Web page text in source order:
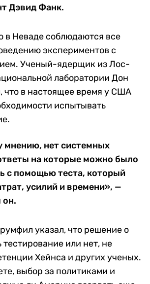
Дэвид Фанк.
в Неваде соблюдаются все
экспериментов с
Ученый-ядерщик из Лос-
лаборатории Дон
что в настоящее время у США
испытывать
мнению, нет системных
на которые можно было
с помощью теста, который
усилий и времени», —
он.
указал, что решение о
тестирование или нет, не
Хейнса и других ученых.
выбор за политиками и